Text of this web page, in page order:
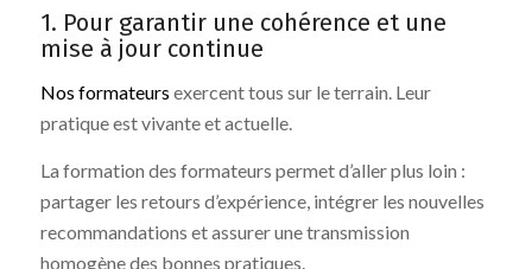
1. Pour garantir une cohérence et une
mise à jour continue
Nos formateurs exercent tous sur le terrain. Leur
pratique est vivante et actuelle.
La formation des formateurs permet d’aller plus loin :
partager les retours d’expérience, intégrer les nouvelles
recommandations et assurer une transmission
homogène des bonnes pratiques.